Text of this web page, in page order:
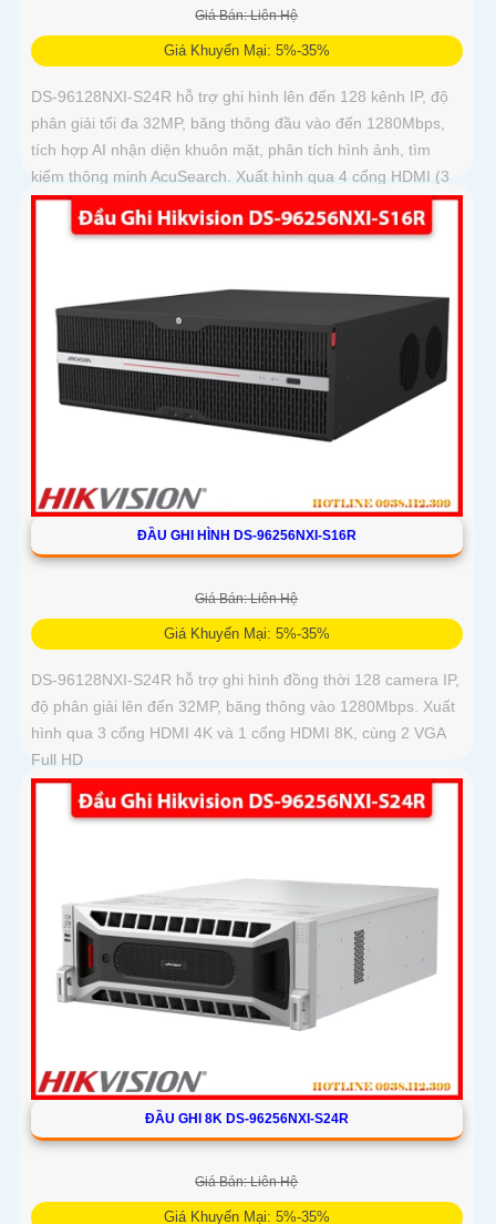
Giá Bán: Liên Hệ
Giá Khuyến Mại: 5%-35%
DS-96128NXI-S24R hỗ trợ ghi hình lên đến 128 kênh IP, độ
phân giải tối đa 32MP, băng thông đầu vào đến 1280Mbps,
tích hợp AI nhận diện khuôn mặt, phân tích hình ảnh, tìm
kiếm thông minh AcuSearch. Xuất hình qua 4 cổng HDMI (3
cổng 4K, 1 cổng 8K) và 2 VGA
ĐẦU GHI HÌNH DS-96256NXI-S16R
Giá Bán: Liên Hệ
Giá Khuyến Mại: 5%-35%
DS-96128NXI-S24R hỗ trợ ghi hình đồng thời 128 camera IP,
độ phân giải lên đến 32MP, băng thông vào 1280Mbps. Xuất
hình qua 3 cổng HDMI 4K và 1 cổng HDMI 8K, cùng 2 VGA
Full HD
ĐẦU GHI 8K DS-96256NXI-S24R
Giá Bán: Liên Hệ
Giá Khuyến Mại: 5%-35%